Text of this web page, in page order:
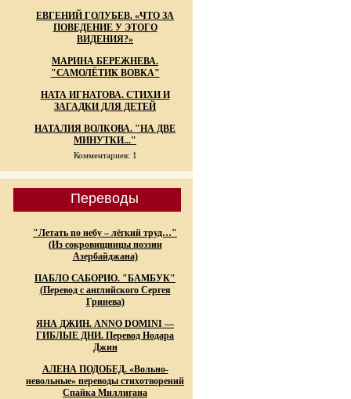
ЕВГЕНИЙ ГОЛУБЕВ. «ЧТО ЗА
ПОВЕДЕНИЕ У ЭТОГО
ВИДЕНИЯ?»
МАРИНА БЕРЕЖНЕВА.
"САМОЛЁТИК ВОВКА"
НАТА ИГНАТОВА. СТИХИ И
ЗАГАДКИ ДЛЯ ДЕТЕЙ
НАТАЛИЯ ВОЛКОВА. "НА ДВЕ
МИНУТКИ..."
Комментариев: 1
Переводы
"Летать по небу – лёгкий труд…"
(Из сокровищницы поэзии
Азербайджана)
ПАБЛО САБОРИО. "БАМБУК"
(Перевод с английского Сергея
Гринева)
ЯНА ДЖИН. ANNO DOMINI —
ГИБЛЫЕ ДНИ. Перевод Нодара
Джин
АЛЕНА ПОДОБЕД. «Вольно-
невольные» переводы стихотворений
Спайка Миллигана